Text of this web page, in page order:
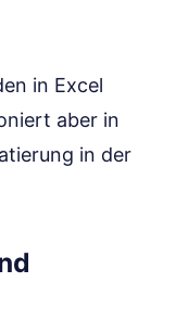
in Excel
aber in
in der